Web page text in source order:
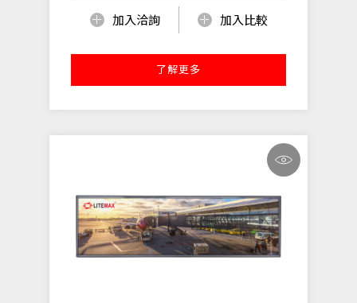
加入洽詢 加入比較
了解更多